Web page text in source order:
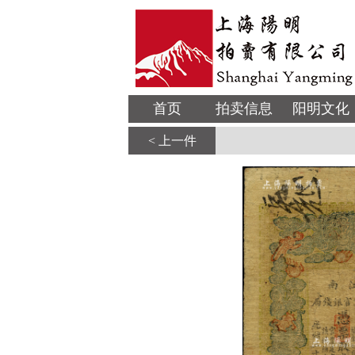
首页 拍卖信息 阳明文化
< 上一件